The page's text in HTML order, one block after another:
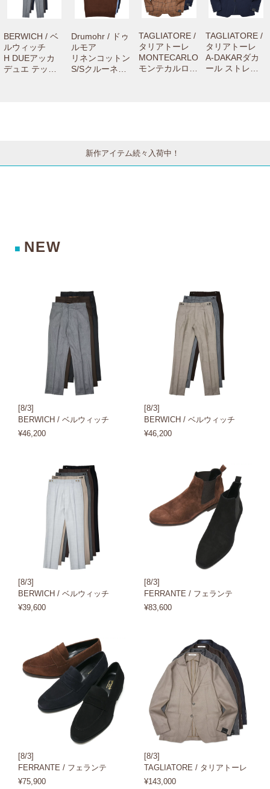
ニューです。】 ニューです。】
BERWICH / ベ
ルウィッチ
H DUEアッカ
デュエ テック
Drumohr / ドゥ
ルモア
リネンコットン
S/Sクルーネッ
TAGLIATORE /
タリアトーレ
MONTECARLO
モンテカルロ
TAGLIATORE /
タリアトーレ
A-DAKARダカ
ール ストレッ
新作アイテム続々入荷中！
■ NEW
[8/3]
BERWICH / ベルウィッチ
¥46,200
[8/3]
BERWICH / ベルウィッチ
¥46,200
[8/3]
BERWICH / ベルウィッチ
¥39,600
[8/3]
FERRANTE / フェランテ
¥83,600
[8/3]
FERRANTE / フェランテ
¥75,900
[8/3]
TAGLIATORE / タリアトーレ
¥143,000